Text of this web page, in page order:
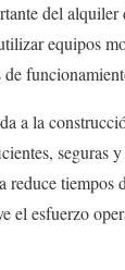
del alquiler
equipos
a la
seguras
reduce tiempos
el esfuerzo